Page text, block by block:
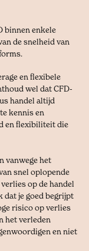
binnen enkele
de snelheid van
en flexibele
wel dat CFD-
handel altijd
kennis en
en flexibiliteit die
vanwege het
snel oplopende
op de handel
dat je goed begrijpt
risico op verlies
het verleden
en niet